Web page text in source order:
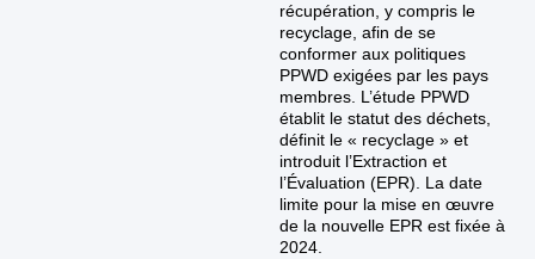
récupération, y compris le
recyclage, afin de se
conformer aux politiques
PPWD exigées par les pays
membres. L’étude PPWD
établit le statut des déchets,
définit le « recyclage » et
introduit l’Extraction et
l’Évaluation (EPR). La date
limite pour la mise en œuvre
de la nouvelle EPR est fixée à
2024.